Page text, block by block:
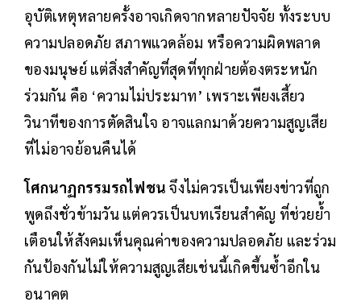
อุบัติเหตุหลายครั้งอาจเกิดจากหลายปัจจัย ทั้งระบบ
ความปลอดภัย สภาพแวดล้อม หรือความผิดพลาด
ของมนุษย์ แต่สิ่งสำคัญที่สุดที่ทุกฝ่ายต้องตระหนัก
ร่วมกัน คือ ‘ความไม่ประมาท’ เพราะเพียงเสี้ยว
วินาทีของการตัดสินใจ อาจแลกมาด้วยความสูญเสีย
ที่ไม่อาจย้อนคืนได้
โศกนาฏกรรมรถไฟชน จึงไม่ควรเป็นเพียงข่าวที่ถูก
พูดถึงชั่วข้ามวัน แต่ควรเป็นบทเรียนสำคัญ ที่ช่วยย้ำ
เตือนให้สังคมเห็นคุณค่าของความปลอดภัย และร่วม
กันป้องกันไม่ให้ความสูญเสียเช่นนี้เกิดขึ้นซ้ำอีกใน
อนาคต